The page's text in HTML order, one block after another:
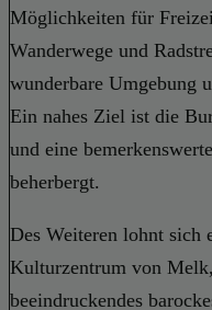
Möglichkeiten für
Wanderwege und
wunderbare Umgebung
Ein nahes Ziel ist die
und eine
beherbergt.
Des Weiteren lohnt sich
Kulturzentrum von
beeindruckendes